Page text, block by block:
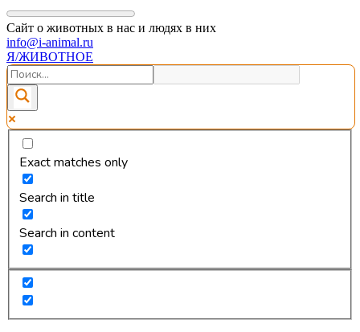
Сайт о животных в нас и людях в них
info@i-animal.ru
Я/ЖИВОТНОЕ
Exact matches only
Search in title
Search in content